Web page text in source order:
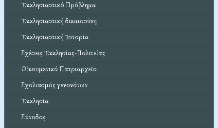
Ἐκκλησιαστικό Πρόβλημα
Ἐκκλησιαστική δικαιοσύνη
Ἐκκλησιαστική Ἱστορία
Σχέσεις Ἐκκλησίας-Πολιτείας
Οἰκουμενικό Πατριαρχεῖο
Σχολιασμός γενονότων
Ἐκκλησία
Σύνοδος